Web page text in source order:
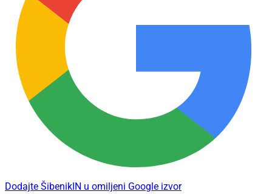
Dodajte ŠibenikIN u omiljeni Google izvor